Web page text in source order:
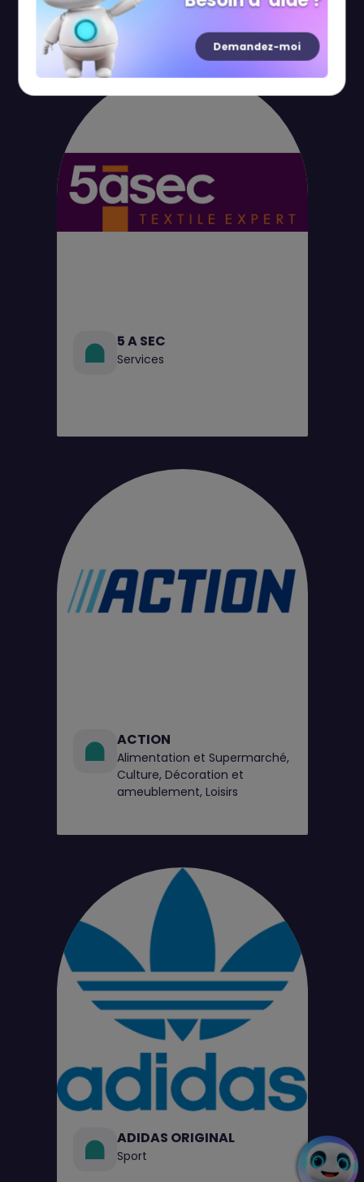
Boutiques
5 A SEC
Services
ACTION
Alimentation et Supermarché,
Culture, Décoration et
ameublement, Loisirs
ADIDAS ORIGINAL
Sport
Demandez-moi